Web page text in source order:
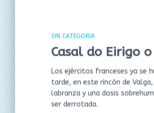
SIN CATEGORIA
Casal do Eirigo
Los ejércitos franceses ya se
tarde, en este rincón de
labranza y una dosis
ser derrotada.